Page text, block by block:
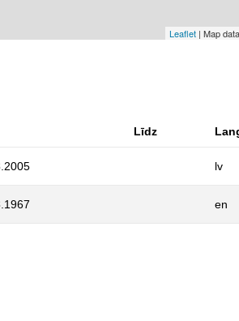
Leaflet | Map
Līdz
lv
en